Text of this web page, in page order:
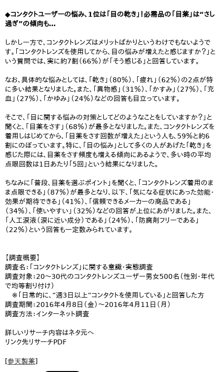
◆コンタクトユーザーの悩み、1位は「目の乾き」！必需品の「目薬」は“さし
過ぎ”の傾向も…
しかし一方で、コンタクトレンズはメリットばかりというわけでもないようで
す。「コンタクトレンズを使用してから、目の悩みが増えたと感じますか？」と
いう質問では、実に約7割（66％）が「そう感じる」と回答しています。
なお、具体的な悩みとしては、「乾き」（80％）、「疲れ」（62％）の2点が特
に多い結果となりました。また、「異物感」（31％）、「かすみ」（27％）、「充
血」（27％）、「かゆみ」（24％）などの回答も目立っています。
そこで、「目に関する悩みの対策としてどのようなことをしていますか？」と
聞くと、「目薬をさす」（68％）が最多となりました。また、コンタクトレンズを
着用しはじめてから、「目薬をさす回数が増えた」という人も、59％と約6
割にのぼっています。特に、「目の悩み」として多くの人があげた「乾き」を
感じた際には、目薬をさす頻度も増える傾向にあるようで、多い時の平均
点眼回数は1日あたり「5回」という結果になりました。
ちなみに「普段、目薬を選ぶポイント」を聞くと、「コンタクトレンズ着用のま
ま点眼できる」（87％）が最多となり、以下、「気になる症状にあった効能・
効果が期待できる」（41％）、「信頼できるメーカーの商品である」
（34％）、「使いやすい」（32％）などの回答が上位にあがりました。また、
「人工涙液（涙に近い成分）である」（24％）、「防腐剤フリーである」
（22％）という回答も一定数みられています。
【調査概要】
調査名：「コンタクトレンズ」に関する意識・実態調査
調査対象：20～30代のコンタクトレンズユーザー男女500名（性別・年代
で均等割り付け）
※「日常的に、“週3日以上“コンタクトを使用している」と回答した方
調査期間：2016年4月8日（金）～2016年4月11日（月）
調査方法：インターネット調査
詳しいリサーチ内容はネタ元へ
リンク先リサーチPDF
[参天製薬]